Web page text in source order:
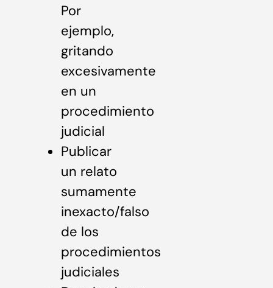
Por
ejemplo,
gritando
excesivamente
en un
procedimiento
judicial
Publicar
un relato
sumamente
inexacto/falso
de los
procedimientos
judiciales